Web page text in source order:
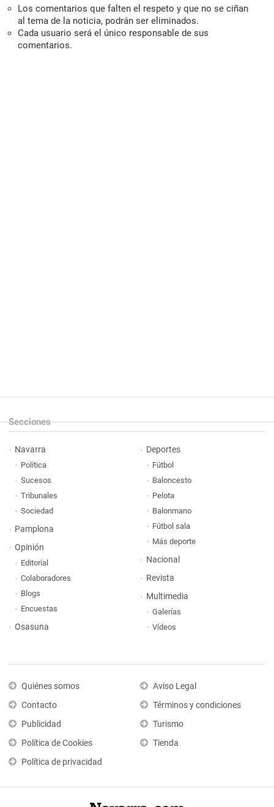
Los comentarios que falten el respeto y que no se ciñan
al tema de la noticia, podrán ser eliminados.
Cada usuario será el único responsable de sus
comentarios.
Secciones
Navarra
Política
Sucesos
Tribunales
Sociedad
Pamplona
Opinión
Editorial
Colaboradores
Blogs
Encuestas
Osasuna
Deportes
Fútbol
Baloncesto
Pelota
Balonmano
Fútbol sala
Más deporte
Nacional
Revista
Multimedia
Galerías
Vídeos
Quiénes somos
Contacto
Publicidad
Política de Cookies
Política de privacidad
Aviso Legal
Términos y condiciones
Turismo
Tienda